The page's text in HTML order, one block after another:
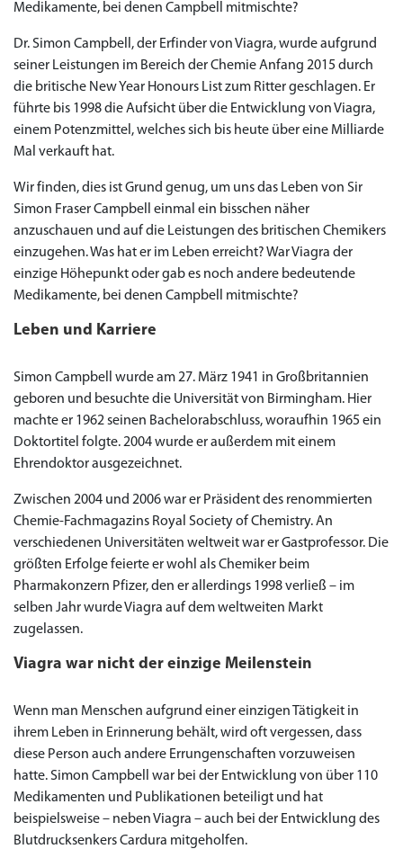
Medikamente, bei denen Campbell mitmischte?
Dr. Simon Campbell, der Erfinder von Viagra, wurde aufgrund
seiner Leistungen im Bereich der Chemie Anfang 2015 durch
die britische New Year Honours List zum Ritter geschlagen. Er
führte bis 1998 die Aufsicht über die Entwicklung von Viagra,
einem Potenzmittel, welches sich bis heute über eine Milliarde
Mal verkauft hat.
Wir finden, dies ist Grund genug, um uns das Leben von Sir
Simon Fraser Campbell einmal ein bisschen näher
anzuschauen und auf die Leistungen des britischen Chemikers
einzugehen. Was hat er im Leben erreicht? War Viagra der
einzige Höhepunkt oder gab es noch andere bedeutende
Medikamente, bei denen Campbell mitmischte?
Leben und Karriere
Simon Campbell wurde am 27. März 1941 in Großbritannien
geboren und besuchte die Universität von Birmingham. Hier
machte er 1962 seinen Bachelorabschluss, woraufhin 1965 ein
Doktortitel folgte. 2004 wurde er außerdem mit einem
Ehrendoktor ausgezeichnet.
Zwischen 2004 und 2006 war er Präsident des renommierten
Chemie-Fachmagazins Royal Society of Chemistry. An
verschiedenen Universitäten weltweit war er Gastprofessor. Die
größten Erfolge feierte er wohl als Chemiker beim
Pharmakonzern Pfizer, den er allerdings 1998 verließ – im
selben Jahr wurde Viagra auf dem weltweiten Markt
zugelassen.
Viagra war nicht der einzige Meilenstein
Wenn man Menschen aufgrund einer einzigen Tätigkeit in
ihrem Leben in Erinnerung behält, wird oft vergessen, dass
diese Person auch andere Errungenschaften vorzuweisen
hatte. Simon Campbell war bei der Entwicklung von über 110
Medikamenten und Publikationen beteiligt und hat
beispielsweise – neben Viagra – auch bei der Entwicklung des
Blutdrucksenkers Cardura mitgeholfen.